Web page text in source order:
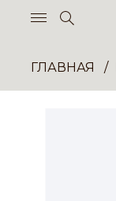
ГЛАВНАЯ